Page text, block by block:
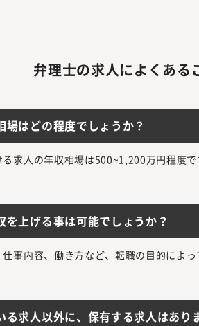
弁理士の求人によくある
はどの程度でしょうか？
求人の年収相場は500~1,200万円程度
を上げる事は可能でしょうか？
事内容、働き方など、転職の目的によ
る求人以外に、保有する求人はあり